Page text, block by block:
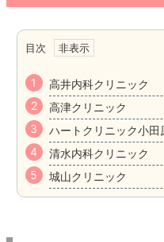
目次
高井内科クリニック
高津クリニック
ハートクリニック小田
清水内科クリニック
城山クリニック